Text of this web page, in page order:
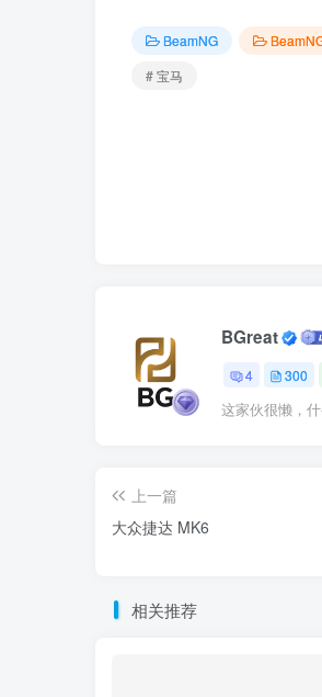
BeamNG
# 宝马
BGreat
4 300
这家伙很懒，
上一篇
大众捷达 MK6
相关推荐